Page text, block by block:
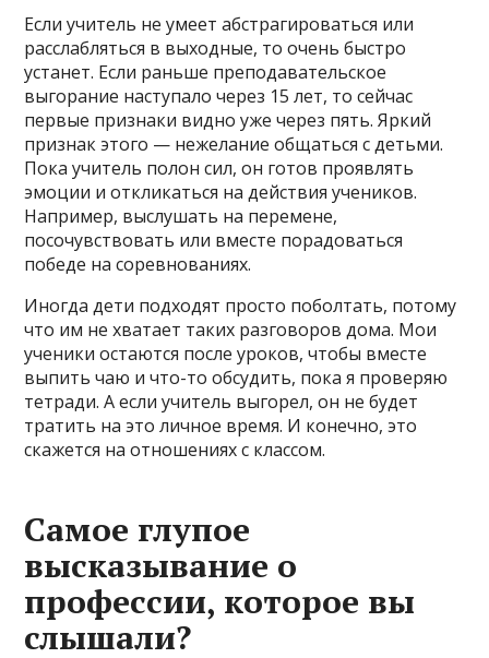
Если учитель не умеет абстрагироваться или
расслабляться в выходные, то очень быстро
устанет. Если раньше преподавательское
выгорание наступало через 15 лет, то сейчас
первые признаки видно уже через пять. Яркий
признак этого — нежелание общаться с детьми.
Пока учитель полон сил, он готов проявлять
эмоции и откликаться на действия учеников.
Например, выслушать на перемене,
посочувствовать или вместе порадоваться
победе на соревнованиях.
Иногда дети подходят просто поболтать, потому
что им не хватает таких разговоров дома. Мои
ученики остаются после уроков, чтобы вместе
выпить чаю и что-то обсудить, пока я проверяю
тетради. А если учитель выгорел, он не будет
тратить на это личное время. И конечно, это
скажется на отношениях с классом.
Самое глупое
высказывание о
профессии, которое вы
слышали?